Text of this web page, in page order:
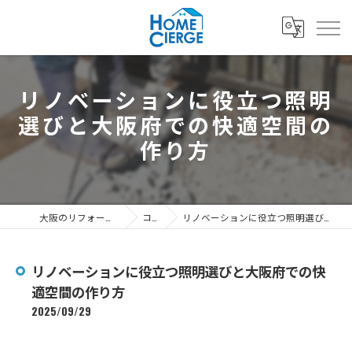
リノベーションに役立つ照明
選びと大阪府での快適空間の
作り方
コラム リノベーションに役立つ照明選びと大阪府での快適空間の作り方
リノベーションに役立つ照明選びと大阪府での快
適空間の作り方
2025/09/29